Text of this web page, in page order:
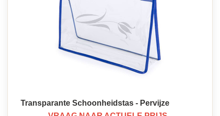
Transparante Schoonheidstas - Pervijze